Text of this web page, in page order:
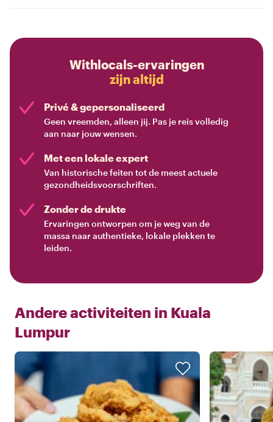
Withlocals-ervaringen
zijn altijd
Privé & gepersonaliseerd
Geen vreemden, alleen jij. Pas je reis volledig
aan naar jouw wensen.
Met een lokale expert
Van historische feiten tot de meest actuele
gezondheidsvoorschriften.
Zonder de drukte
Ervaringen ontworpen om je weg van de
massa naar authentieke, lokale plekken te
leiden.
Andere activiteiten in Kuala
Lumpur